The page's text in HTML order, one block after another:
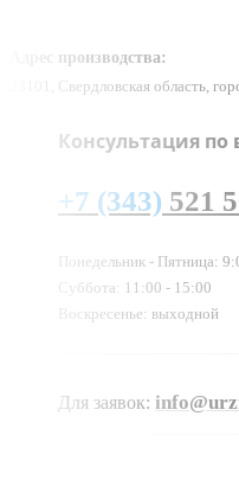
Адрес производства:
23101, Свердловская область,
Консультация по
+7 (343) 521
Понедельник - Пятница:
Суббота: 11:00 - 15:00
Воскресенье: выходной
Для заявок: